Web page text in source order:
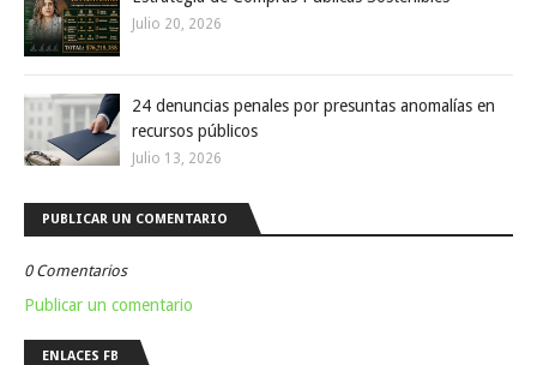
Julio 20, 2026
24 denuncias penales por presuntas anomalías en
recursos públicos
Julio 13, 2026
PUBLICAR UN COMENTARIO
0 Comentarios
Publicar un comentario
ENLACES FB